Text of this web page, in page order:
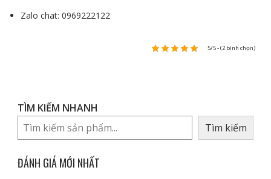
Zalo chat: 0969222122
5/5 - (2 bình chọn)
TÌM KIẾM NHANH
Tìm kiếm
ĐÁNH GIÁ MỚI NHẤT